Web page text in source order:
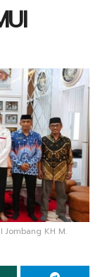
Jombang KH M.